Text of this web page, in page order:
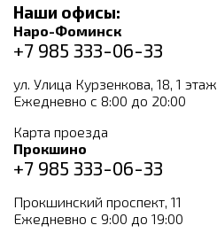
Наши офисы:
Наро-Фоминск
+7 985 333-06-33
ул. Улица Курзенкова, 18, 1 этаж
Ежедневно с 8:00 до 20:00
Карта проезда
Прокшино
+7 985 333-06-33
Прокшинский проспект, 11
Ежедневно с 9:00 до 19:00